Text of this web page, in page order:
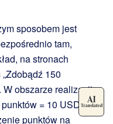
sposobem jest
tam,
na stronach
150
W obszarze realizacji
= 10 USD
punktów na